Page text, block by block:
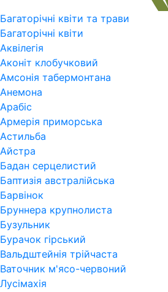
Багаторічні квіти та трави
Багаторічні квіти
Аквілегія
Аконіт клобучковий
Амсонія табермонтана
Анемона
Арабіс
Армерія приморська
Астильба
Айстра
Бадан серцелистий
Баптизія австралійська
Барвінок
Бруннера крупнолиста
Бузульник
Бурачок гірський
Вальдштейнія трійчаста
Ваточник м'ясо-червоний
Лусімахія